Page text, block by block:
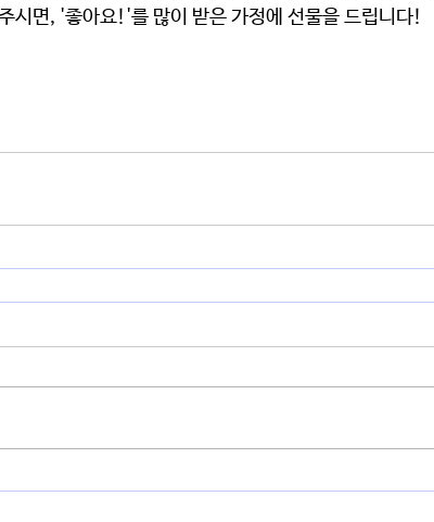
시면, '좋아요!'를 많이 받은 가정에 선물을 드립니다!